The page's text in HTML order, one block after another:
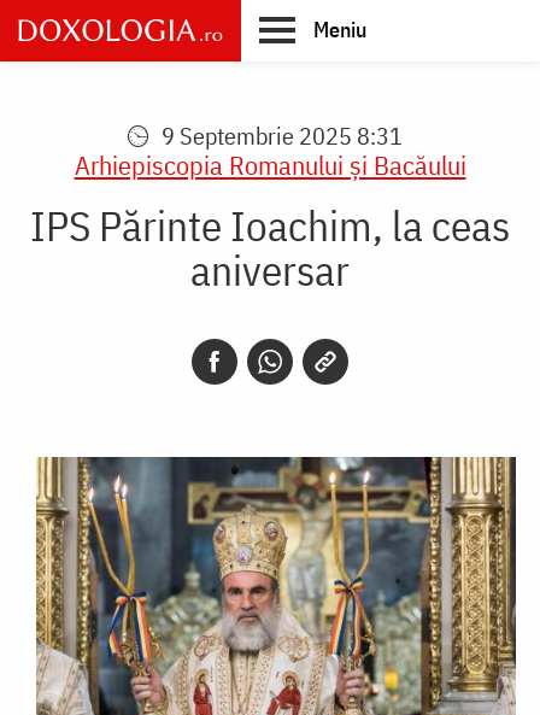
Skip
to
main
Meniu
9 Septembrie 2025 8:31
Arhiepiscopia Romanului şi Bacăului
IPS Părinte Ioachim, la ceas
aniversar